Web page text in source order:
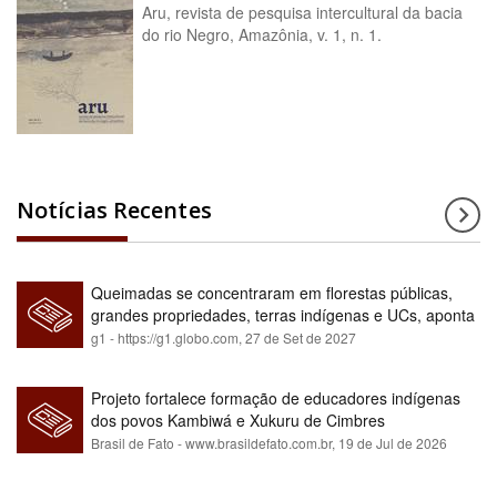
Aru, revista de pesquisa intercultural da bacia
do rio Negro, Amazônia, v. 1, n. 1.
Notícias Recentes
Queimadas se concentraram em florestas públicas,
grandes propriedades, terras indígenas e UCs, aponta
relatório
g1 - https://g1.globo.com,27 de Set de 2027
Projeto fortalece formação de educadores indígenas
dos povos Kambiwá e Xukuru de Cimbres
Brasil de Fato - www.brasildefato.com.br, 19 de Jul de 2026